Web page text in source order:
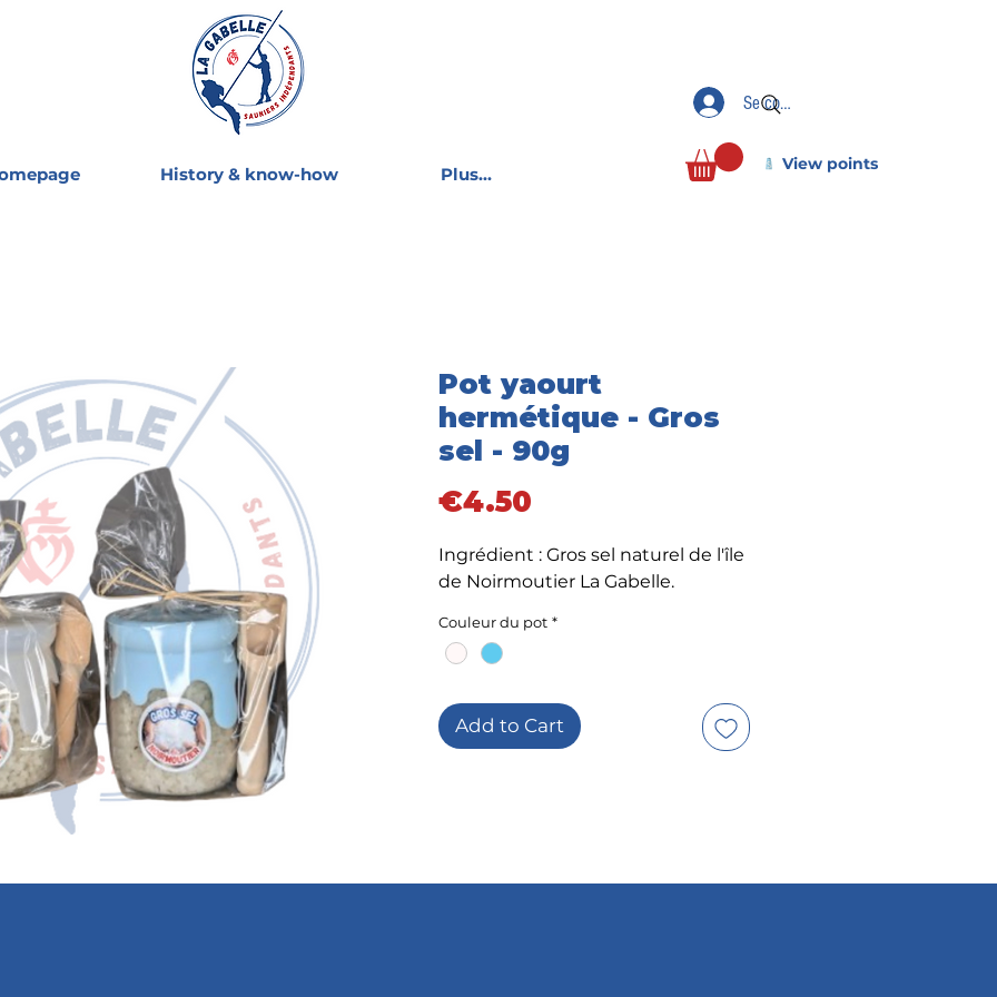
History & know-how Plus...
Se connecter
View points
Pot yaourt
hermétique - Gros
sel - 90g
€4.50
Ingrédient : Gros sel naturel de l'île
de Noirmoutier La Gabelle.
Couleur du pot *
Add to Cart